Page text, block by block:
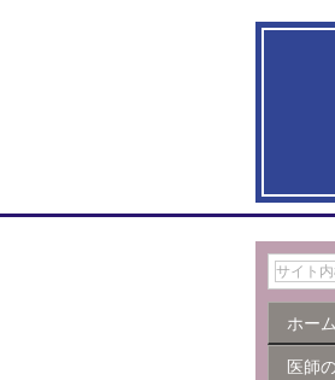
ホーム
医師